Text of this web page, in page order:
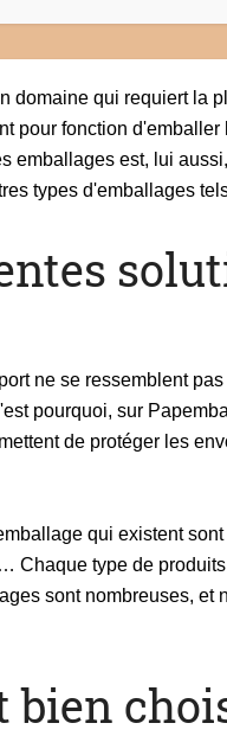
domaine qui requiert
pour fonction
emballages est, lui
types d'emballages
ne se ressemblent
pourquoi, sur
de protéger les
qui existent
Chaque type de
sont nombreuses,